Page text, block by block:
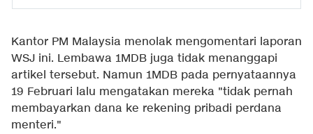
Kantor PM Malaysia menolak mengomentari laporan
WSJ ini. Lembawa 1MDB juga tidak menanggapi
artikel tersebut. Namun 1MDB pada pernyataannya
19 Februari lalu mengatakan mereka "tidak pernah
membayarkan dana ke rekening pribadi perdana
menteri."